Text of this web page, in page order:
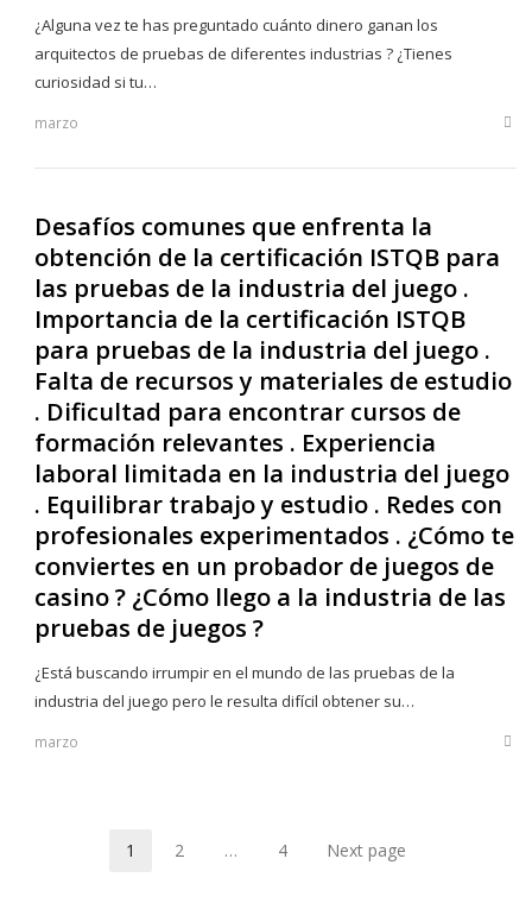
¿Alguna vez te has preguntado cuánto dinero ganan los
arquitectos de pruebas de diferentes industrias ? ¿Tienes
curiosidad si tu…
marzo
Desafíos comunes que enfrenta la
obtención de la certificación ISTQB para
las pruebas de la industria del juego .
Importancia de la certificación ISTQB
para pruebas de la industria del juego .
Falta de recursos y materiales de estudio
. Dificultad para encontrar cursos de
formación relevantes . Experiencia
laboral limitada en la industria del juego
. Equilibrar trabajo y estudio . Redes con
profesionales experimentados . ¿Cómo te
conviertes en un probador de juegos de
casino ? ¿Cómo llego a la industria de las
pruebas de juegos ?
¿Está buscando irrumpir en el mundo de las pruebas de la
industria del juego pero le resulta difícil obtener su…
marzo
Page
1 Page
2 … Page
4 Next page